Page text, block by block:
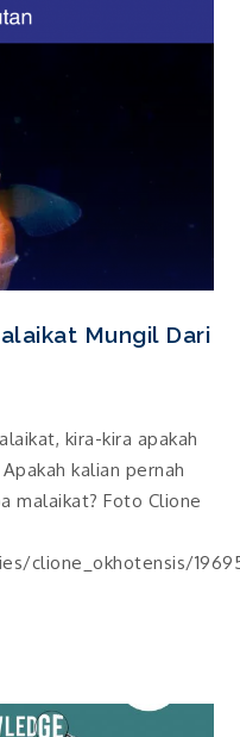
Mungil Dari
kira-kira apakah
kalian pernah
malaikat? Foto Clione
clione_okhotensis/